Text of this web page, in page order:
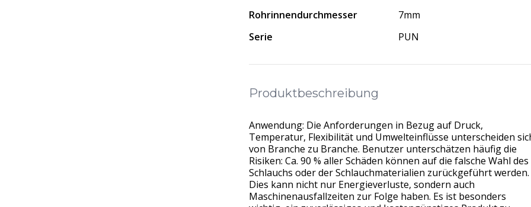
Rohrinnendurchmesser
7mm
Serie
PUN
Produktbeschreibung
Anwendung: Die Anforderungen in Bezug auf Druck,
Temperatur, Flexibilität und Umwelteinflüsse unterscheiden
von Branche zu Branche. Benutzer unterschätzen häufig die
Risiken: Ca. 90 % aller Schäden können auf die falsche Wahl des
Schlauchs oder der Schlauchmaterialien zurückgeführt werden.
Dies kann nicht nur Energieverluste, sondern auch
Maschinenausfallzeiten zur Folge haben. Es ist besonders